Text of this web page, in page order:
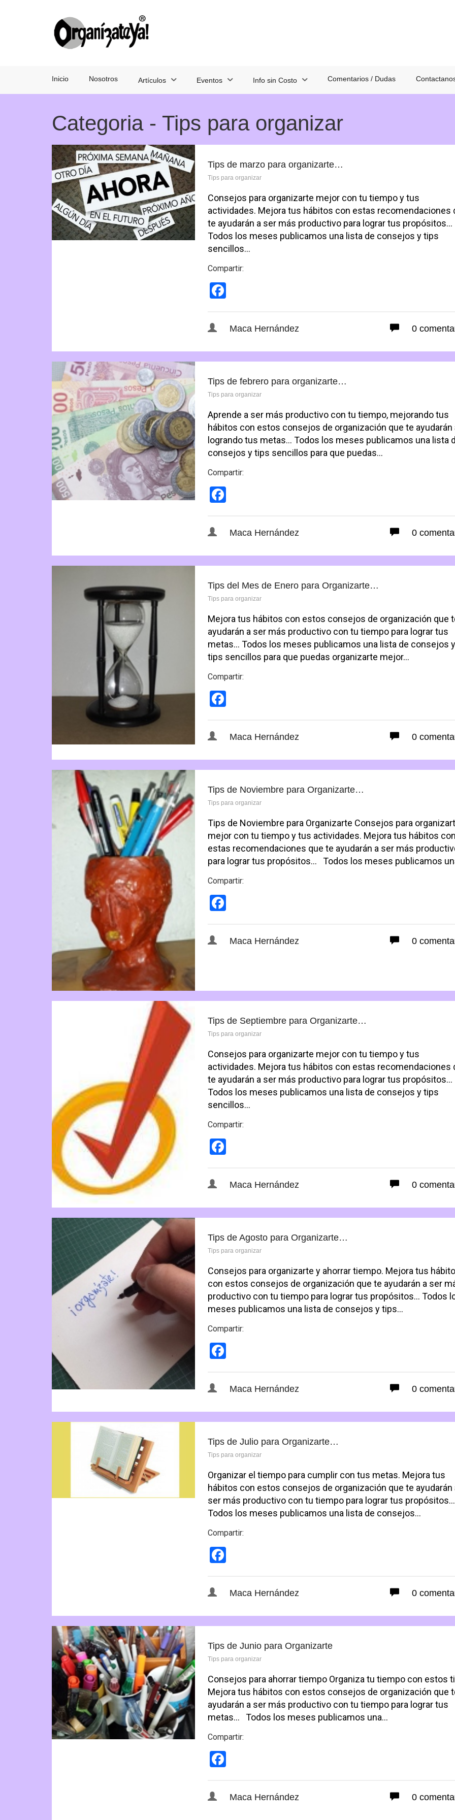
Inicio Nosotros Artículos Eventos Info sin Costo Comentarios / Dudas
Categoria - Tips para organizar
Tips de marzo para organizarte…
Tips para organizar
Consejos para organizarte mejor con tu tiempo y tus
actividades. Mejora tus hábitos con estas recomendaciones
te ayudarán a ser más productivo para lograr tus propósitos…
Todos los meses publicamos una lista de consejos y tips
sencillos…
Compartir:
Maca Hernández 0
Tips de febrero para organizarte…
Tips para organizar
Aprende a ser más productivo con tu tiempo, mejorando tus
hábitos con estos consejos de organización que te ayudarán
logrando tus metas… Todos los meses publicamos una lista
consejos y tips sencillos para que puedas…
Compartir:
Maca Hernández 0
Tips del Mes de Enero para Organizarte…
Tips para organizar
Mejora tus hábitos con estos consejos de organización que
ayudarán a ser más productivo con tu tiempo para lograr tus
metas… Todos los meses publicamos una lista de consejos y
tips sencillos para que puedas organizarte mejor…
Compartir:
Maca Hernández 0
Tips de Noviembre para Organizarte…
Tips para organizar
Tips de Noviembre para Organizarte Consejos para
mejor con tu tiempo y tus actividades. Mejora tus hábitos con
estas recomendaciones que te ayudarán a ser más
para lograr tus propósitos… Todos los meses publicamos
Compartir:
Maca Hernández 0
Tips de Septiembre para Organizarte…
Tips para organizar
Consejos para organizarte mejor con tu tiempo y tus
actividades. Mejora tus hábitos con estas recomendaciones
te ayudarán a ser más productivo para lograr tus propósitos…
Todos los meses publicamos una lista de consejos y tips
sencillos…
Compartir:
Maca Hernández 0
Tips de Agosto para Organizarte…
Tips para organizar
Consejos para organizarte y ahorrar tiempo. Mejora tus
con estos consejos de organización que te ayudarán a ser
productivo con tu tiempo para lograr tus propósitos… Todos
meses publicamos una lista de consejos y tips…
Compartir:
Maca Hernández 0
Tips de Julio para Organizarte…
Tips para organizar
Organizar el tiempo para cumplir con tus metas. Mejora tus
hábitos con estos consejos de organización que te ayudarán
ser más productivo con tu tiempo para lograr tus propósitos…
Todos los meses publicamos una lista de consejos…
Compartir:
Maca Hernández 0
Tips de Junio para Organizarte
Tips para organizar
Consejos para ahorrar tiempo Organiza tu tiempo con estos
Mejora tus hábitos con estos consejos de organización que
ayudarán a ser más productivo con tu tiempo para lograr tus
metas… Todos los meses publicamos una…
Compartir:
Maca Hernández 0